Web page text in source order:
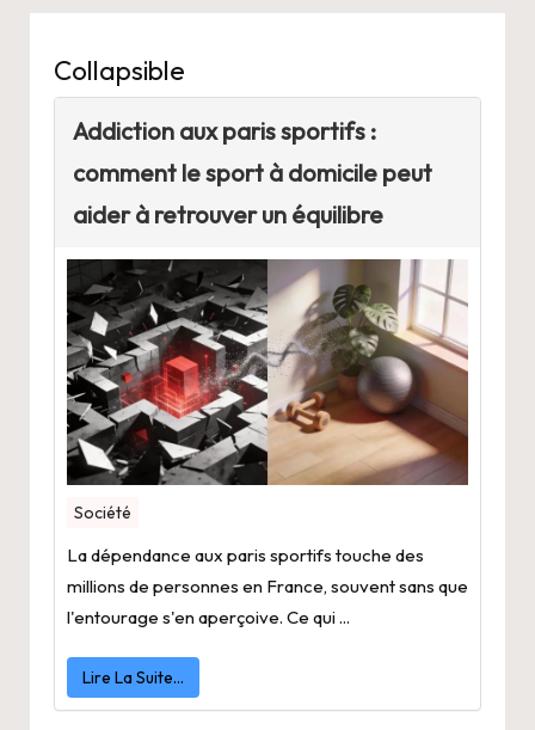
Collapsible
Addiction aux paris sportifs :
comment le sport à domicile peut
aider à retrouver un équilibre
Société
La dépendance aux paris sportifs touche des
millions de personnes en France, souvent sans que
l'entourage s'en aperçoive. Ce qui ...
Lire La Suite…